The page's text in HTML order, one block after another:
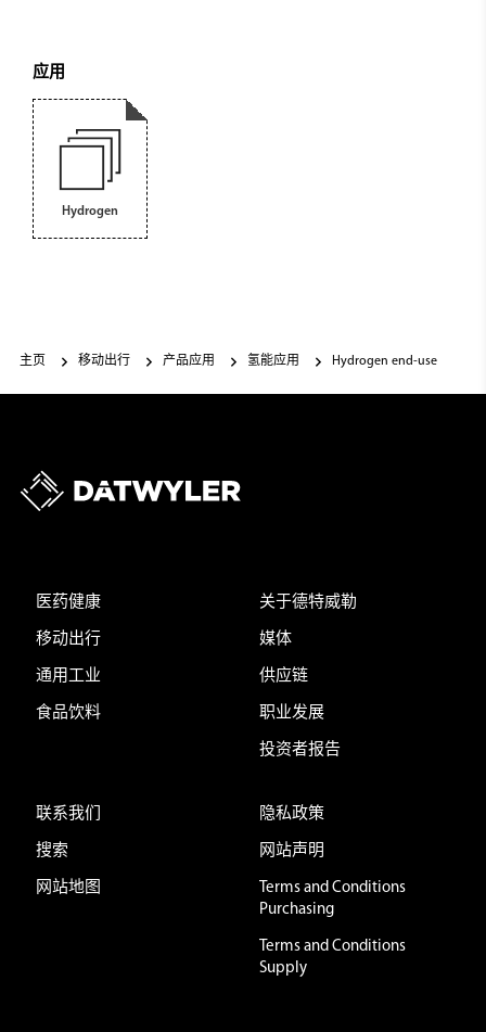
应用
Hydrogen
主页 移动出行 产品应用 氢能应用 Hydrogen end-use
医药健康
移动出行
通用工业
食品饮料
关于德特威勒
媒体
供应链
职业发展
投资者报告
联系我们
搜索
网站地图
隐私政策
网站声明
Terms and Conditions
Purchasing
Terms and Conditions
Supply